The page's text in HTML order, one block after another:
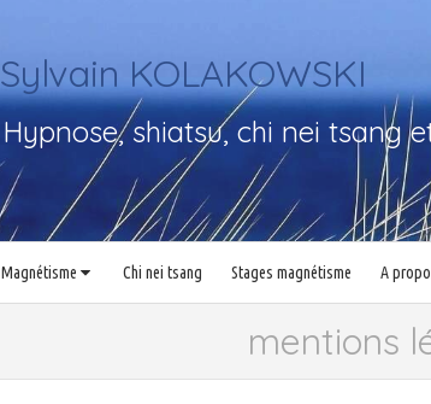
Sylvain KOLAKOWSKI
Hypnose, shiatsu, chi nei tsang
Magnétisme Chi nei tsang Stages magnétisme A
mentions